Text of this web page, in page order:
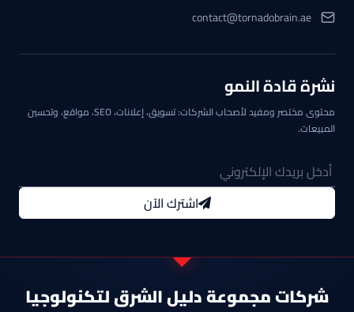
contact@tornadobrain.ae
نشرة قادة النمو
محتوى مختصر ومفيد لأصحاب الشركات: تسويق، إعلانات، SEO، مواقع، وتحسين
المبيعات.
اشترك الآن
شركات مجموعة دليل الشرق لتكنولوجيا